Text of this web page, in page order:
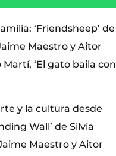
‘Friendsheep’ de
Maestro y Aitor
Martí, ‘El gato baila con
y la cultura desde
Wall’ de Silvia
Maestro y Aitor